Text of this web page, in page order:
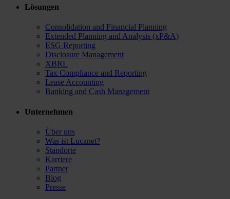
Lösungen
Consolidation and Financial Planning
Extended Planning and Analysis (xP&A)
ESG Reporting
Disclosure Management
XBRL
Tax Compliance and Reporting
Lease Accounting
Banking and Cash Management
Unternehmen
Über uns
Was ist Lucanet?
Standorte
Karriere
Partner
Blog
Presse